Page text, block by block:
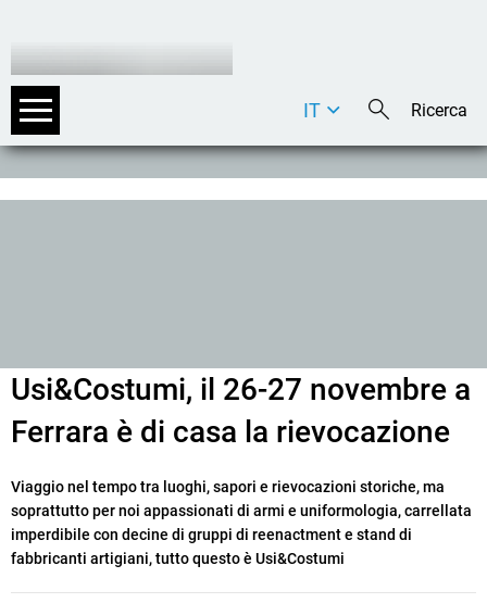
DE
IT
Usi&Costumi, il 26-27 novembre a
Ferrara è di casa la rievocazione
Viaggio nel tempo tra luoghi, sapori e rievocazioni storiche, ma
soprattutto per noi appassionati di armi e uniformologia, carrellata
imperdibile con decine di gruppi di reenactment e stand di
fabbricanti artigiani, tutto questo è Usi&Costumi